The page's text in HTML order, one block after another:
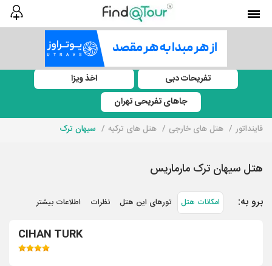
تفریحات دبی
اخذ ویزا
جاهای تفریحی تهران
فاینداتور هتل های خارجی هتل های ترکیه سیهان ترک
هتل سیهان ترک مارماریس
برو به: امکانات هتل تورهای این هتل نظرات اطلاعات بیشتر
CIHAN TURK